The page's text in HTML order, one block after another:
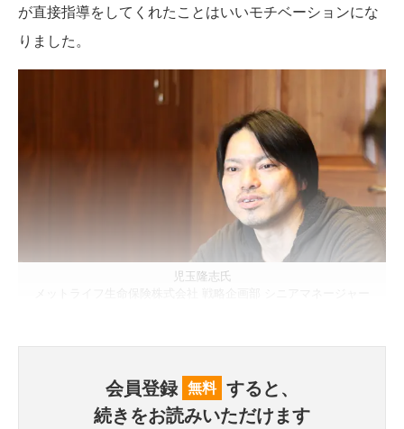
が直接指導をしてくれたことはいいモチベーションにな
りました。
児玉隆志氏
会員登録 無料 すると、
続きをお読みいただけます